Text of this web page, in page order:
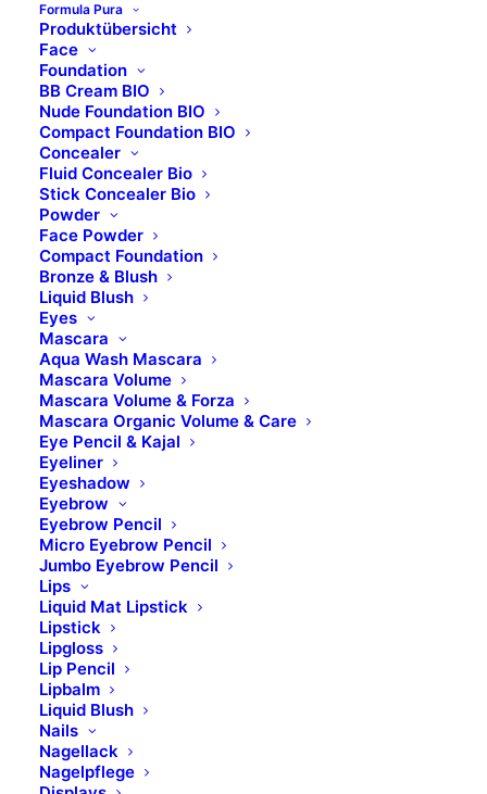
Formula Pura
Produktübersicht
Face
Foundation
BB Cream BIO
Nude Foundation BIO
Compact Foundation BIO
Concealer
Fluid Concealer Bio
Stick Concealer Bio
Powder
Face Powder
Compact Foundation
Bronze & Blush
Liquid Blush
Eyes
Mascara
Aqua Wash Mascara
Mascara Volume
Mascara Volume & Forza
Mascara Organic Volume & Care
Eye Pencil & Kajal
Eyeliner
Eyeshadow
Eyebrow
Eyebrow Pencil
Micro Eyebrow Pencil
Jumbo Eyebrow Pencil
Lips
Liquid Mat Lipstick
Lipstick
Lipgloss
Lip Pencil
Lipbalm
Liquid Blush
Nails
Nagellack
Nagelpflege
Peelinc Americano Normal
7 % Fruchtsäure
für sensible, trockene und normale Haut